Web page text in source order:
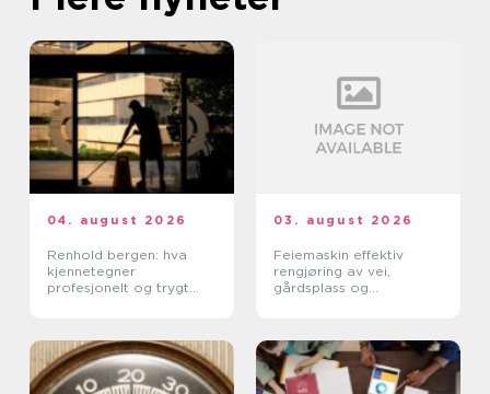
04. august 2026
Renhold bergen: hva
kjennetegner
profesjonelt og trygt
03. august 2026
Feiemaskin effektiv
rengjøring av vei,
gårdsplass og